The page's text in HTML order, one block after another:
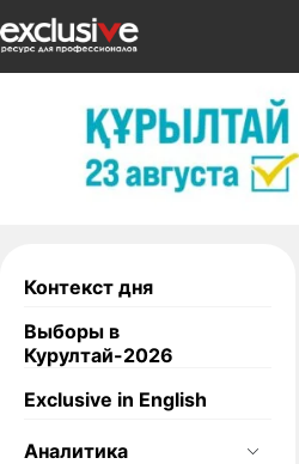
Контекст дня
Выборы в
Курултай-2026
Exclusive in English
Аналитика